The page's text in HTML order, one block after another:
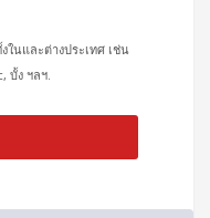
ในและต่างประเทศ เช่น
บั้ง ฯลฯ.